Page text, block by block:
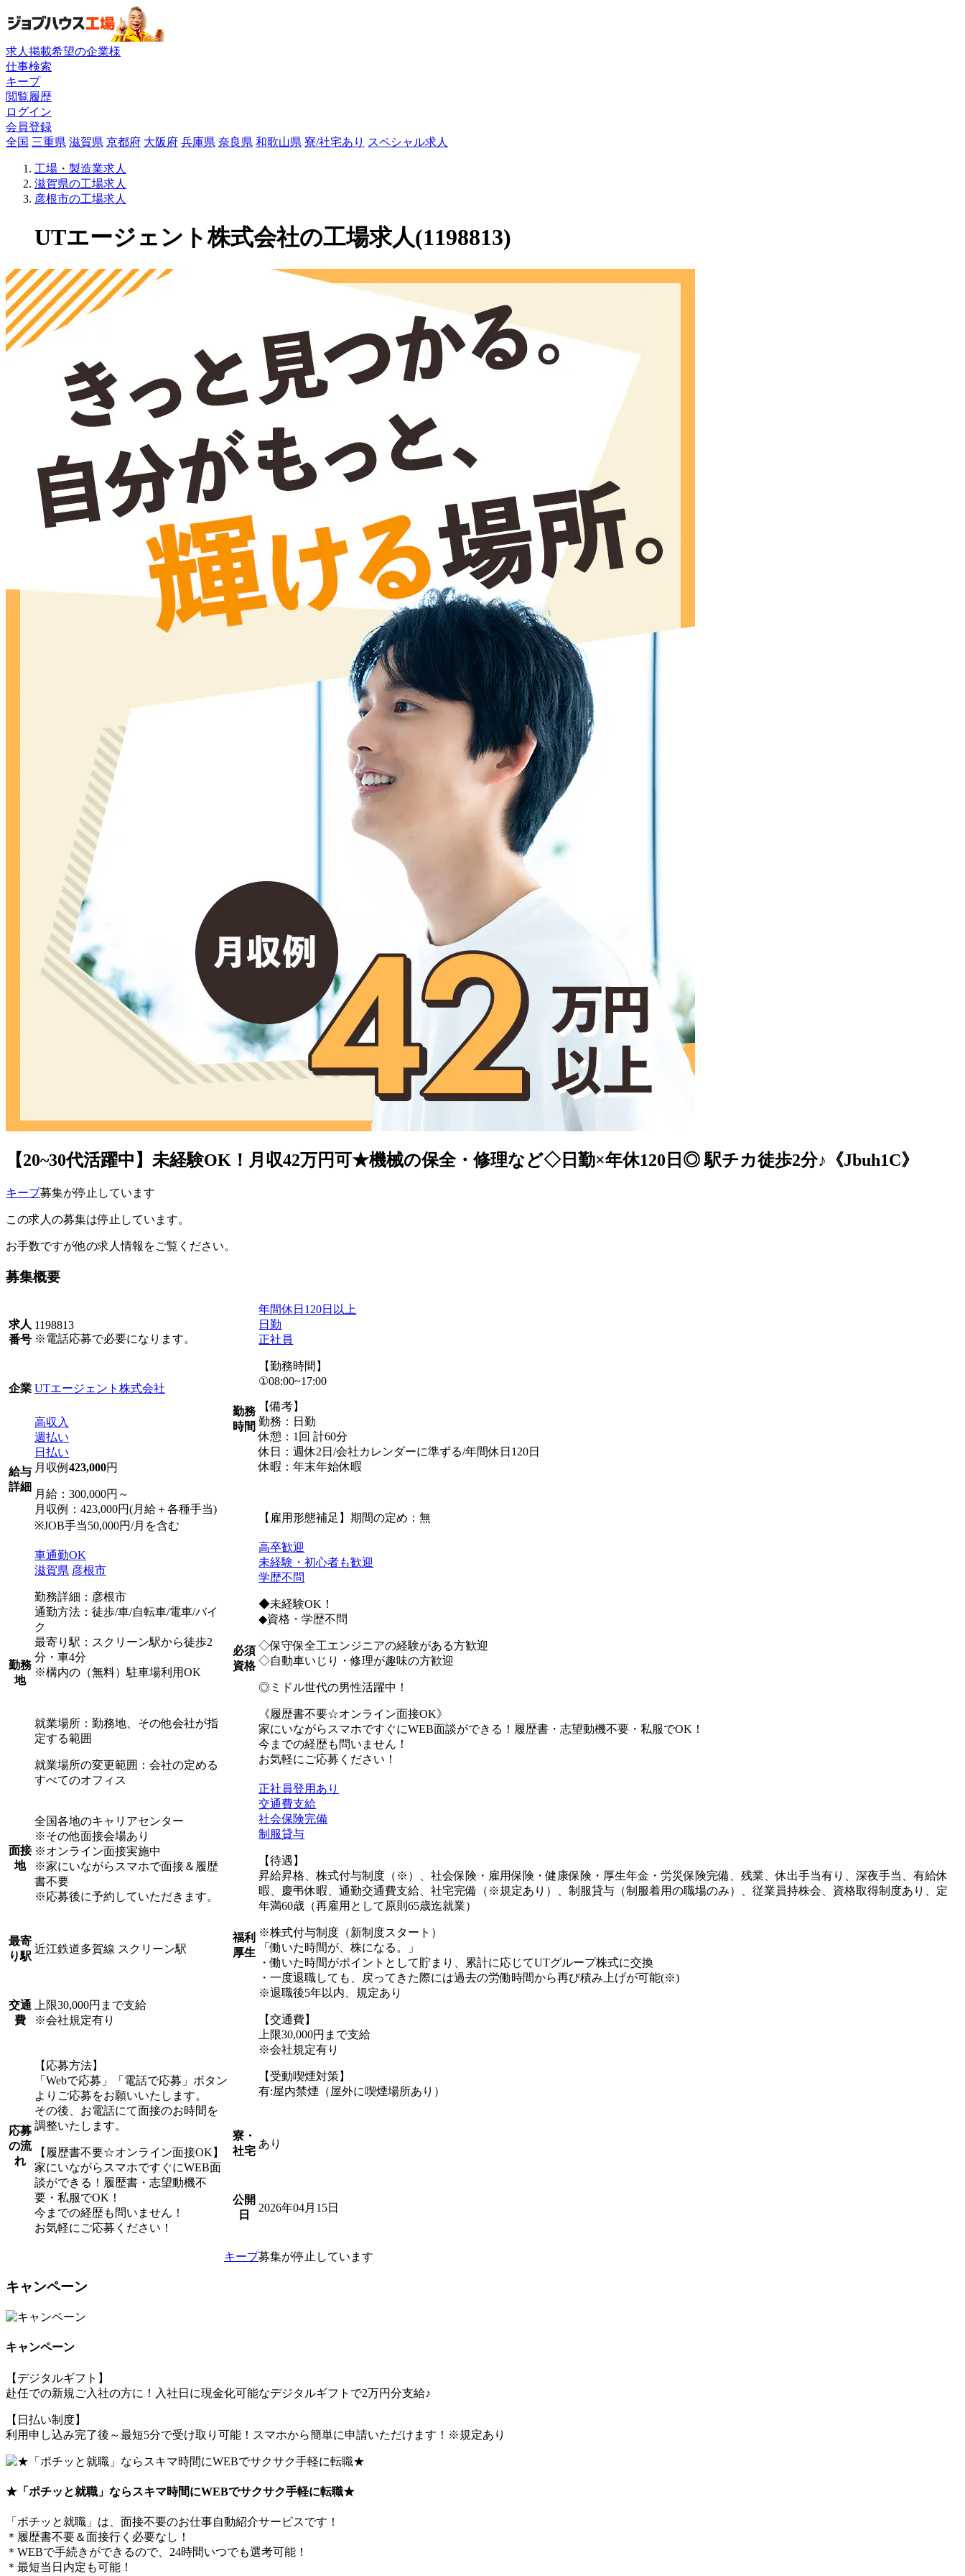
求人掲載希望の企業様
仕事検索
キープ
閲覧履歴
ログイン
会員登録
全国 三重県 滋賀県 京都府 大阪府 兵庫県 奈良県 和歌山県 寮/社宅あり スペシャル求人
工場・製造業求人
滋賀県の工場求人
彦根市の工場求人
UTエージェント株式会社の工場求人(1198813)
【20~30代活躍中】未経験OK！月収42万円可★機械の保全・修理など◇日勤×年休120日◎ 駅チカ徒歩2分♪《Jbuh1C》
キープ募集が停止しています
この求人の募集は停止しています。
お手数ですが他の求人情報をご覧ください。
募集概要
求人
番号
1198813
※電話応募で必要になります。
企業 UTエージェント株式会社
給与
詳細
高収入
週払い
日払い
月収例 423,000円
月給：300,000円～
月収例：423,000円(月給＋各種手当)
※JOB手当50,000円/月を含む
勤務
地
車通勤OK
滋賀県 彦根市
勤務詳細：彦根市
通勤方法：徒歩/車/自転車/電車/バイ
ク
最寄り駅：スクリーン駅から徒歩2
分・車4分
※構内の（無料）駐車場利用OK
就業場所：勤務地、その他会社が指
定する範囲
就業場所の変更範囲：会社の定める
すべてのオフィス
面接
地
全国各地のキャリアセンター
※その他面接会場あり
※オンライン面接実施中
※家にいながらスマホで面接＆履歴
書不要
※応募後に予約していただきます。
最寄
り駅
近江鉄道多賀線 スクリーン駅
交通
費
上限30,000円まで支給
※会社規定有り
応募
の流
れ
【応募方法】
「Webで応募」「電話で応募」ボタン
よりご応募をお願いいたします。
その後、お電話にて面接のお時間を
調整いたします。
【履歴書不要☆オンライン面接OK】
家にいながらスマホですぐにWEB面
談ができる！履歴書・志望動機不
要・私服でOK！
今までの経歴も問いません！
お気軽にご応募ください！
勤務
時間
年間休日120日以上
日勤
正社員
【勤務時間】
①08:00~17:00
【備考】
勤務：日勤
休憩：1回 計60分
休日：週休2日/会社カレンダーに準ずる/年間休日120日
休暇：年末年始休暇
【雇用形態補足】期間の定め：無
必須
資格
高卒歓迎
未経験・初心者も歓迎
学歴不問
◆未経験OK！
◆資格・学歴不問
◇保守保全工エンジニアの経験がある方歓迎
◇自動車いじり・修理が趣味の方歓迎
◎ミドル世代の男性活躍中！
《履歴書不要☆オンライン面接OK》
家にいながらスマホですぐにWEB面談ができる！履歴書・志望動機不要・私服でOK！
今までの経歴も問いません！
お気軽にご応募ください！
福利
厚生
正社員登用あり
交通費支給
社会保険完備
制服貸与
【待遇】
昇給昇格、株式付与制度（※）、社会保険・雇用保険・健康保険・厚生年金・労災保険完備、残業、休出手当有り、深夜手当、有給休
暇、慶弔休暇、通勤交通費支給、社宅完備（※規定あり）、制服貸与（制服着用の職場のみ）、従業員持株会、資格取得制度あり、定
年満60歳（再雇用として原則65歳迄就業）
※株式付与制度（新制度スタート）
「働いた時間が、株になる。」
・働いた時間がポイントとして貯まり、累計に応じてUTグループ株式に交換
・一度退職しても、戻ってきた際には過去の労働時間から再び積み上げが可能(※)
※退職後5年以内、規定あり
【交通費】
上限30,000円まで支給
※会社規定有り
【受動喫煙対策】
有:屋内禁煙（屋外に喫煙場所あり）
寮・
社宅
あり
公開
日
2026年04月15日
キープ募集が停止しています
キャンペーン
キャンペーン
【デジタルギフト】
赴任での新規ご入社の方に！入社日に現金化可能なデジタルギフトで2万円分支給♪
【日払い制度】
利用申し込み完了後～最短5分で受け取り可能！スマホから簡単に申請いただけます！※規定あり
★「ポチッと就職」ならスキマ時間にWEBでサクサク手軽に転職★
「ポチッと就職」は、面接不要のお仕事自動紹介サービスです！
＊履歴書不要＆面接行く必要なし！
＊WEBで手続きができるので、24時間いつでも選考可能！
＊最短当日内定も可能！